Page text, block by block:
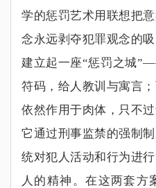
学的惩罚艺术用联想把
念永远剥夺犯罪观念的
建立起一座“惩罚之城
符码，给人教训与寓言
依然作用于肉体，只不
它通过刑事监禁的强制
统对犯人活动和行为进
人的精神。在这两套方